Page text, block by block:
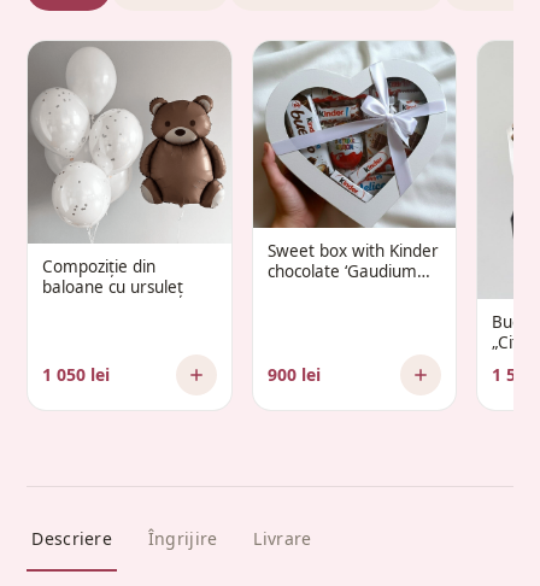
Compoziție din
baloane cu ursuleț
1 050 lei
Sweet box with Kinder
chocolate ‘Gaudium
900 lei 1
Descriere Îngrijire Livrare